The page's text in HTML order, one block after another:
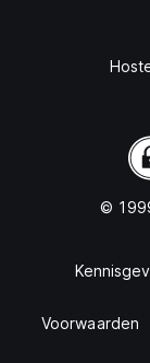
©
Voorwaarden